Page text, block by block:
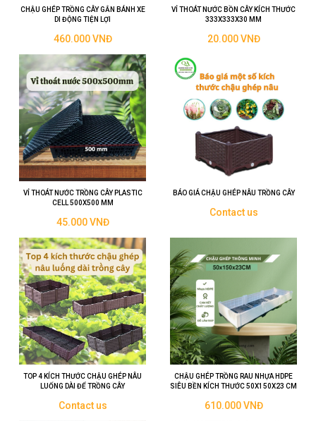
CHẬU GHÉP TRỒNG CÂY GẮN BÁNH XE
DI ĐỘNG TIỆN LỢI
460.000 VNĐ
VỈ THOÁT NƯỚC BỒN CÂY KÍCH THƯỚC
333X333X30 MM
20.000 VNĐ
VỈ THOÁT NƯỚC TRỒNG CÂY PLASTIC
CELL 500X500 MM
45.000 VNĐ
BÁO GIÁ CHẬU GHÉP NÂU TRỒNG CÂY
Contact us
TOP 4 KÍCH THƯỚC CHẬU GHÉP NÂU
LUỐNG DÀI ĐỂ TRỒNG CÂY
Contact us
CHẬU GHÉP TRỒNG RAU NHỰA HDPE
SIÊU BỀN KÍCH THƯỚC 50X150X23 CM
610.000 VNĐ